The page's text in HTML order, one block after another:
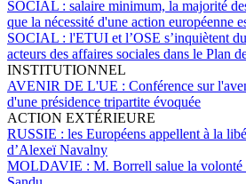
SOCIAL : salaire minimum, la majorité
que la nécessité d'une action européenne
SOCIAL : l'ETUI et l’OSE s’inquiètent
acteurs des affaires sociales dans le Plan
INSTITUTIONNEL
AVENIR DE L'UE : Conférence sur
d'une présidence tripartite évoquée
ACTION EXTÉRIEURE
RUSSIE : les Européens appellent à la
d’Alexeï Navalny
MOLDAVIE : M. Borrell salue la volonté